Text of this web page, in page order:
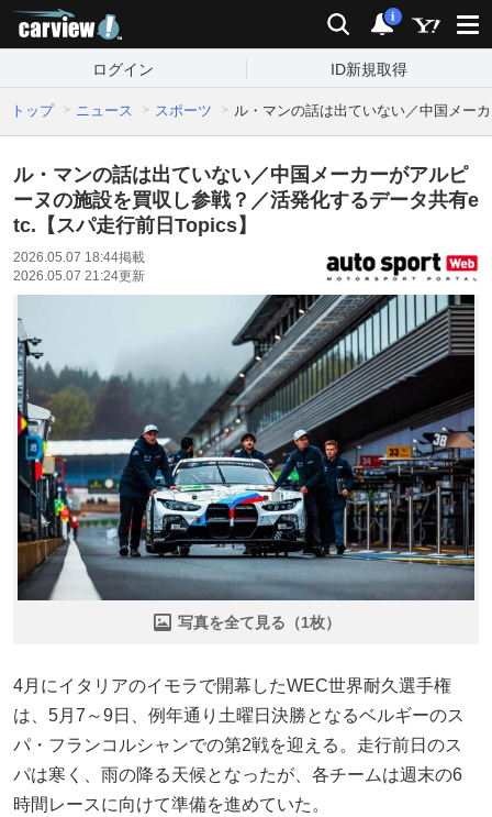
検索 通知
i
ログイン ID新規取得
トップ ニュース スポーツ ル・マンの話は出ていない／中国メー
ル・マンの話は出ていない／中国メーカーがアルピ
ーヌの施設を買収し参戦？／活発化するデータ共有e
tc.【スパ走行前日Topics】
2026.05.07 18:44掲載
2026.05.07 21:24更新
写真を全て見る（1枚）
4月にイタリアのイモラで開幕したWEC世界耐久選手権
は、5月7～9日、例年通り土曜日決勝となるベルギーのス
パ・フランコルシャンでの第2戦を迎える。走行前日のス
パは寒く、雨の降る天候となったが、各チームは週末の6
時間レースに向けて準備を進めていた。